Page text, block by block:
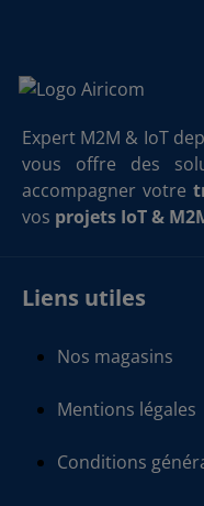
Expert M2M & IoT
vous offre des
accompagner votre
vos projets IoT &
Liens utiles
Nos magasins
Mentions légales
Conditions